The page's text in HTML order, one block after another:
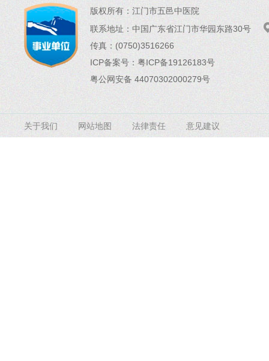
版权所有： 江门市五邑中医院
联系地址：中国广东省江门市华园东路30号
传真：(0750)3516266
ICP备案号： 粤ICP备19126183号
粤公网安备 44070302000279号
关于我们 网站地图 法律责任 意见建议